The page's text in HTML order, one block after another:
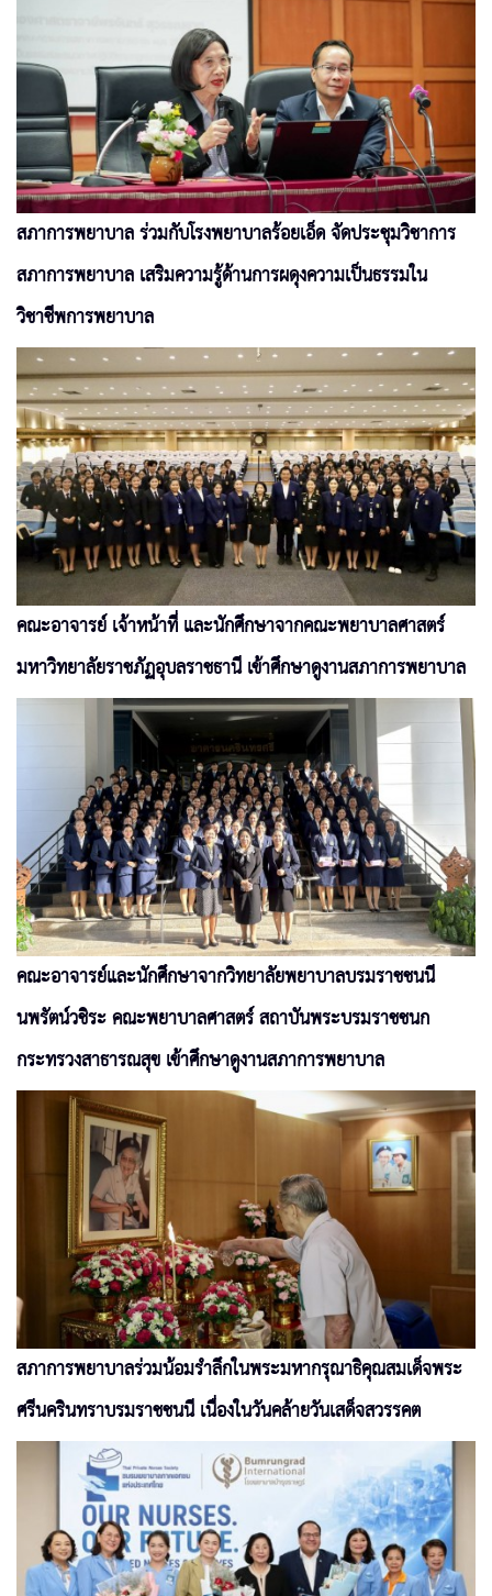
สภาการพยาบาล ร่วมกับโรงพยาบาลร้อยเอ็ด จัดประชุมวิชาการ
สภาการพยาบาล เสริมความรู้ด้านการผดุงความเป็นธรรมใน
วิชาชีพการพยาบาล
คณะอาจารย์ เจ้าหน้าที่ และนักศึกษาจากคณะพยาบาลศาสตร์
มหาวิทยาลัยราชภัฏอุบลราชธานี เข้าศึกษาดูงานสภาการพยาบาล
คณะอาจารย์และนักศึกษาจากวิทยาลัยพยาบาลบรมราชชนนี
นพรัตน์วชิระ คณะพยาบาลศาสตร์ สถาบันพระบรมราชชนก
กระทรวงสาธารณสุข เข้าศึกษาดูงานสภาการพยาบาล
สภาการพยาบาลร่วมน้อมรำลึกในพระมหากรุณาธิคุณสมเด็จพระ
ศรีนครินทราบรมราชชนนี เนื่องในวันคล้ายวันเสด็จสวรรคต